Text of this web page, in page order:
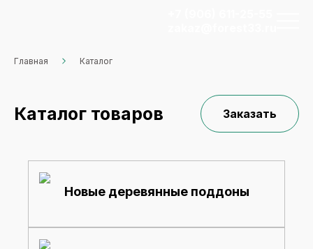
Главная Каталог
Каталог товаров Заказать
Новые деревянные поддоны